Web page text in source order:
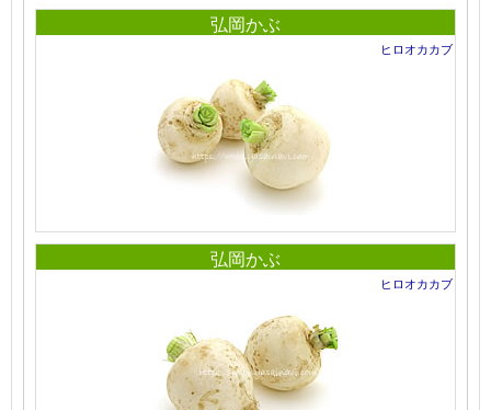
弘岡かぶ
ヒロオカカブ
弘岡かぶ
ヒロオカカブ